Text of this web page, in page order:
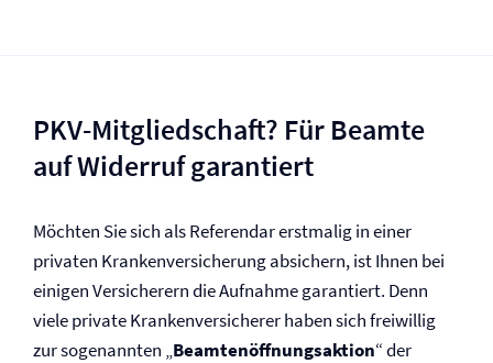
PKV-Mitgliedschaft? Für Beamte
auf Widerruf garantiert
Möchten Sie sich als Referendar erstmalig in einer
privaten Kranken­versicherung absichern, ist Ihnen bei
einigen Versicherern die Aufnahme garantiert. Denn
viele private Kranken­versicherer haben sich freiwillig
zur sogenannten „Beamtenöffnungsaktion“ der